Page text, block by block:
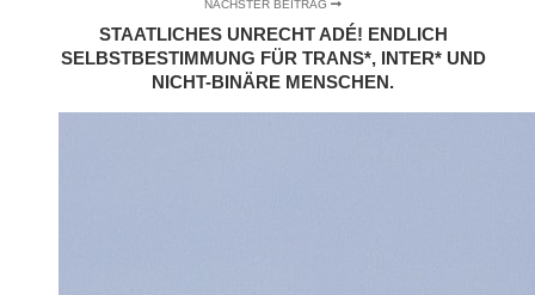
NÄCHSTER BEITRAG
STAATLICHES UNRECHT ADÉ! ENDLICH
SELBSTBESTIMMUNG FÜR TRANS*, INTER* UND
NICHT-BINÄRE MENSCHEN.